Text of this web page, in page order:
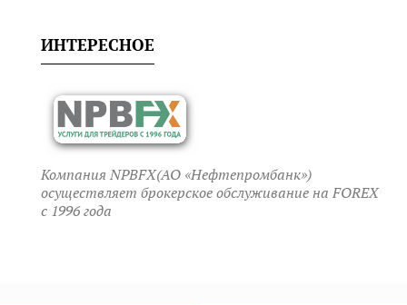
ИНТЕРЕСНОЕ
Компания NPBFX(АО «Нефтепромбанк»)
осуществляет брокерское обслуживание на FOREX
c 1996 года